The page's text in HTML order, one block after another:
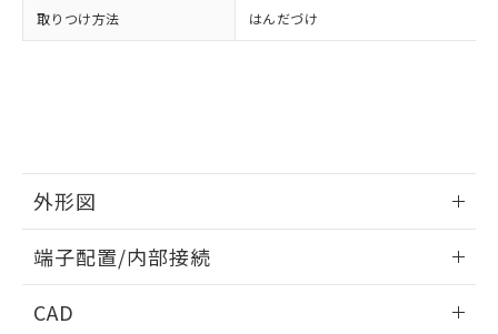
取りつけ方法 はんだづけ
外形図
外形図
端子配置/内部接続
CAD
お客様が当ウェブサイト上で当社にご
登録された部品リストについて、当社
の共同利用に関して"
の「1.共同利
※3 非含有証明書ダウンロード
※本証明書は発行日時点で非含有を証明す
るもので、過去に遡って非含有を証明する
ものではありません。
また、RoHS指令のフタル酸エステル類４
物質の対応では、対応完了までの期間は出